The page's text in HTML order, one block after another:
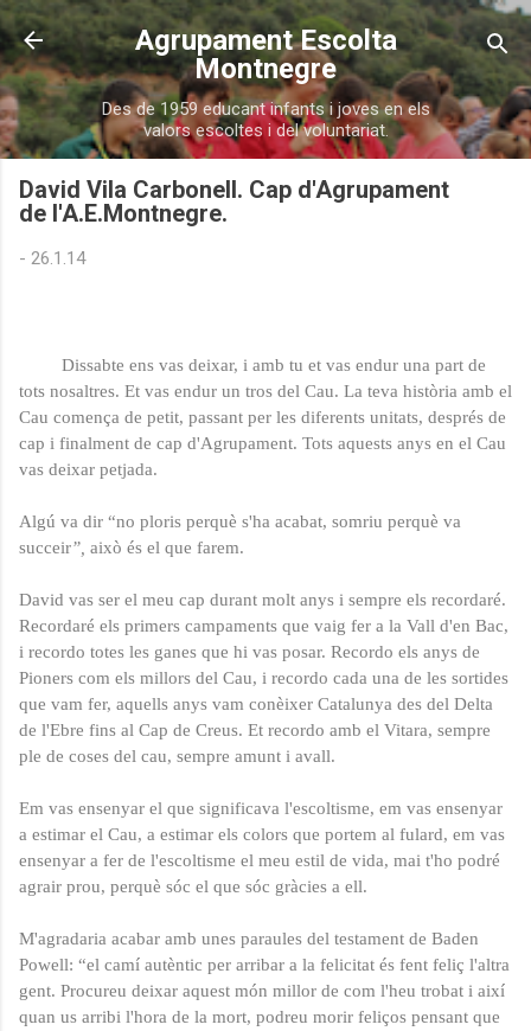
Salta al contingut principal
Agrupament Escolta
Montnegre
Des de 1959 educant infants i joves en els
valors escoltes i del voluntariat.
David Vila Carbonell. Cap d'Agrupament
de l'A.E.Montnegre.
- 26.1.14
Dissabte ens vas deixar, i amb tu et vas endur una part de
tots nosaltres. Et vas endur un tros del Cau. La teva història amb el
Cau comença de petit, passant per les diferents unitats, després de
cap i finalment de cap d'Agrupament. Tots aquests anys en el Cau
vas deixar petjada.
Algú va dir “no ploris perquè s'ha acabat, somriu perquè va
succeir”, això és el que farem.
David vas ser el meu cap durant molt anys i sempre els recordaré.
Recordaré els primers campaments que vaig fer a la Vall d'en Bac,
i recordo totes les ganes que hi vas posar. Recordo els anys de
Pioners com els millors del Cau, i recordo cada una de les sortides
que vam fer, aquells anys vam conèixer Catalunya des del Delta
de l'Ebre fins al Cap de Creus. Et recordo amb el Vitara, sempre
ple de coses del cau, sempre amunt i avall.
Em vas ensenyar el que significava l'escoltisme, em vas ensenyar
a estimar el Cau, a estimar els colors que portem al fulard, em vas
ensenyar a fer de l'escoltisme el meu estil de vida, mai t'ho podré
agrair prou, perquè sóc el que sóc gràcies a ell.
M'agradaria acabar amb unes paraules del testament de Baden
Powell: “el camí autèntic per arribar a la felicitat és fent feliç l'altra
gent. Procureu deixar aquest món millor de com l'heu trobat i així
quan us arribi l'hora de la mort, podreu morir feliços pensant que